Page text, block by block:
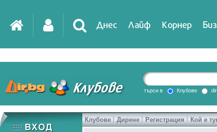
Днес Лайф Корнер
DirTV Impressio
Games
търси в Клубове
Клубове Дирене Регистрация Кой е